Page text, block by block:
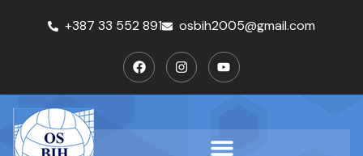
+387 33 552 891 osbih2005@gmail.com